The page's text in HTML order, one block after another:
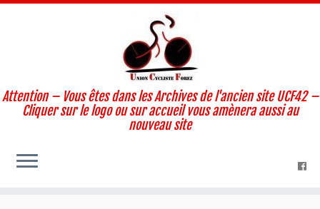
Attention – Vous êtes dans les Archives de l'ancien site UCF42 –
Cliquer sur le logo ou sur accueil vous amènera aussi au
nouveau site